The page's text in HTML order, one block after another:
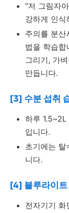
"저 그림자
강하게 인식
주의를 분산
법을 학습합
그리기, 가
만듭니다.
[3] 수분 섭취
하루
입니다.
초기에는 탈
니다.
[4] 블루라이트
전자기기 화